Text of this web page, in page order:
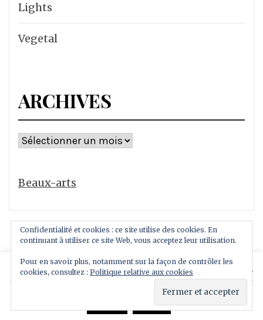
Lights
Vegetal
ARCHIVES
Archives
Beaux-arts
Copyright All rights reserved
This website uses cookies to improve your experience.
Reject Read More
Confidentialité et cookies : ce site utilise des cookies. En
continuant à utiliser ce site Web, vous acceptez leur utilisation.
Pour en savoir plus, notamment sur la façon de contrôler les
cookies, consultez : Politique relative aux cookies